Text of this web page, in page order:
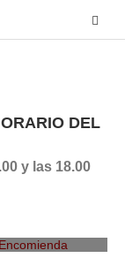
DEL
y las 18.00